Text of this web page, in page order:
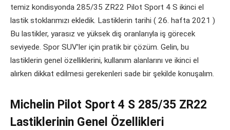
temiz kondisyonda 285/35 ZR22 Pilot Sport 4 S ikinci el
lastik stoklarımızı ekledik. Lastiklerin tarihi ( 26. hafta 2021 )
Bu lastikler, yarasız ve yüksek diş oranlarıyla iş görecek
seviyede. Spor SUV’ler için pratik bir çözüm. Gelin, bu
lastiklerin genel özelliklerini, kullanım alanlarını ve ikinci el
alırken dikkat edilmesi gerekenleri sade bir şekilde konuşalım.
Michelin Pilot Sport 4 S 285/35 ZR22
Lastiklerinin Genel Özellikleri